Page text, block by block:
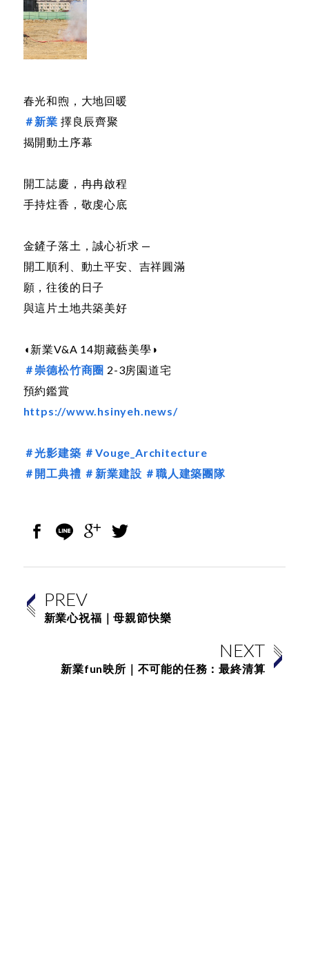
春光和煦，大地回暖
＃新業 擇良辰齊聚
揭開動土序幕
開工誌慶，冉冉啟程
手持炷香，敬虔心底
金鏟子落土，誠心祈求 —
開工順利、動土平安、吉祥圓滿
願，往後的日子
與這片土地共築美好
◖新業V&A 14期藏藝美學◗
＃崇德松竹商圈 2-3房園道宅
預約鑑賞
https://www.hsinyeh.news/
＃光影建築 ＃Vouge_Architecture
＃開工典禮 ＃新業建設 ＃職人建築團隊
PREV
新業心祝福｜母親節快樂
NEXT
新業fun映所｜不可能的任務：最終清算